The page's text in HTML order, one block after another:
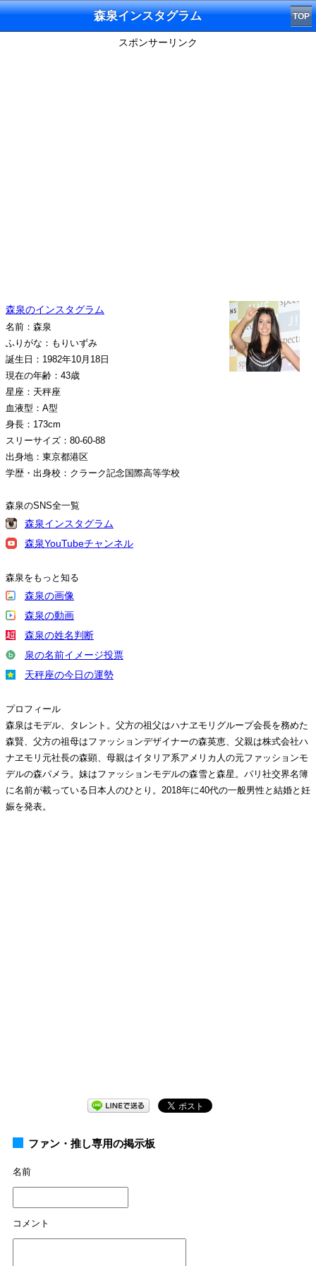
森泉インスタグラム TOP
スポンサーリンク
森泉のインスタグラム
名前：森泉
ふりがな：もりいずみ
誕生日：1982年10月18日
現在の年齢：43歳
星座：天秤座
血液型：A型
身長：173cm
スリーサイズ：80-60-88
出身地：東京都港区
学歴・出身校：クラーク記念国際高等学校
森泉のSNS全一覧
森泉インスタグラム
森泉YouTubeチャンネル
森泉をもっと知る
森泉の画像
森泉の動画
森泉の姓名判断
泉の名前イメージ投票
天秤座の今日の運勢
プロフィール
森泉はモデル、タレント。父方の祖父はハナヱモリグループ会長を務めた
森賢、父方の祖母はファッションデザイナーの森英恵、父親は株式会社ハ
ナヱモリ元社長の森顕、母親はイタリア系アメリカ人の元ファッションモ
デルの森パメラ。妹はファッションモデルの森雪と森星。パリ社交界名簿
に名前が載っている日本人のひとり。2018年に40代の一般男性と結婚と妊
娠を発表。
ファン・推し専用の掲示板
名前
コメント